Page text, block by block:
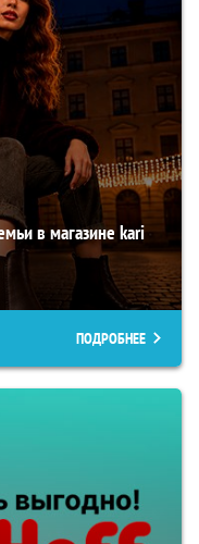
в магазине kari
ПОДРОБНЕЕ